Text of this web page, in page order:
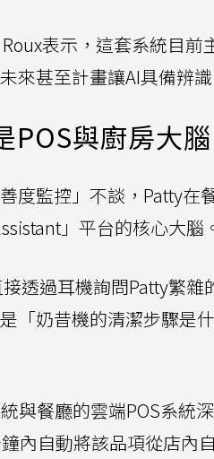
表示，這套系統目前
來甚至計畫讓AI具備辨
POS與廚房大腦
度監控」不談，Patty在
」平台的核心大腦
透過耳機詢問Patty繁
「奶昔機的清潔步驟是
與餐廳的雲端POS系統
內自動將該品項從店內